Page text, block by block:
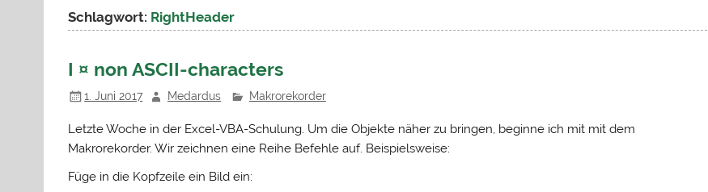
Schlagwort: RightHeader
I ¤ non ASCII-characters
1. Juni 2017 Medardus Makrorekorder
Letzte Woche in der Excel-VBA-Schulung. Um die Objekte näher zu bringen, beginne ich mit mit dem
Makrorekorder. Wir zeichnen eine Reihe Befehle auf. Beispielsweise:
Füge in die Kopfzeile ein Bild ein: